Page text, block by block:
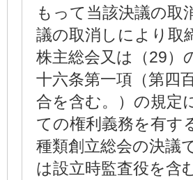
もって当該決議の取
議の取消しにより取
株主総会又は（29）
十六条第一項（第四
合を含む。）の規定
ての権利義務を有す
種類創立総会の決議
は設立時監査役を含